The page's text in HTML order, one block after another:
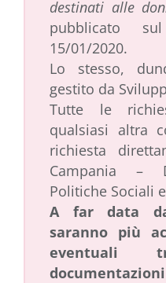
destinati alle
pubblicato
15/01/2020.
Lo stesso,
gestito da
Tutte le
qualsiasi altra
richiesta
Campania –
Politiche Sociali
A far data
saranno più
eventuali